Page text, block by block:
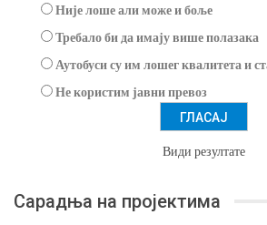
Није лоше али може и боље
Требало би да имају више полазака
Аутобуси су им лошег квалитета и
Не користим јавни превоз
Види резултате
Сарадња на пројектима